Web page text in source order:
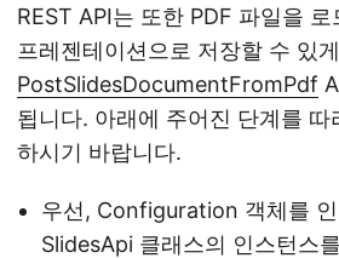
REST API는 또한 PDF 파일을
프레젠테이션으로 저장할 수 있
PostSlidesDocumentFromPdf
됩니다. 아래에 주어진 단계를 따
하시기 바랍니다.
우선, Configuration 객체를
SlidesApi 클래스의 인스턴스